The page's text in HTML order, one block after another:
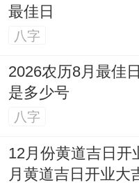
最佳日
八字
2026农历8月最佳
是多少号
八字
12月份黄道吉日开
月黄道吉日开业大